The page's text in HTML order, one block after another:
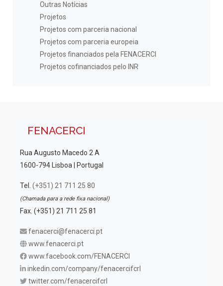
Outras Notícias
Projetos
Projetos com parceria nacional
Projetos com parceria europeia
Projetos financiados pela FENACERCI
Projetos cofinanciados pelo INR
FENACERCI
Rua Augusto Macedo 2 A
1600-794 Lisboa | Portugal
Tel. (+351) 21 711 25 80
(Chamada para a rede fixa nacional)
Fax. (+351) 21 711 25 81
fenacerci@fenacerci.pt
www.fenacerci.pt
www.facebook.com/FENACERCI
inkedin.com/company/fenacercifcrl
twitter.com/fenacercifcrl